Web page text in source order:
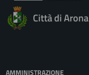
Città di Arona
AMMINISTRAZIONE